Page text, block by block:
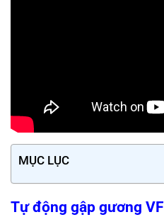
MỤC LỤC
Tự động gập gương